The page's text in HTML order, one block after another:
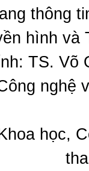
thông
hình
TS.
nghệ
học,